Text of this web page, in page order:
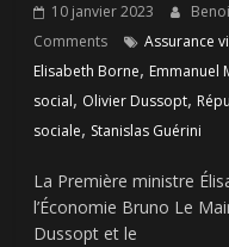
10 janvier 2023
Comments
Assurance
Elisabeth Borne, Emmanuel
social, Olivier Dussopt,
sociale, Stanislas Guérini
La Première ministre
l’Économie Bruno Le
Dussopt et le